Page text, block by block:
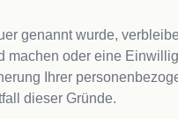
genannt wurde,
oder eine
Ihrer
dieser Gründe.